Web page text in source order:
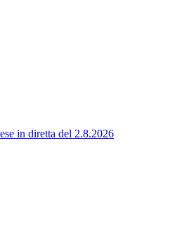
in diretta del 2.8.2026